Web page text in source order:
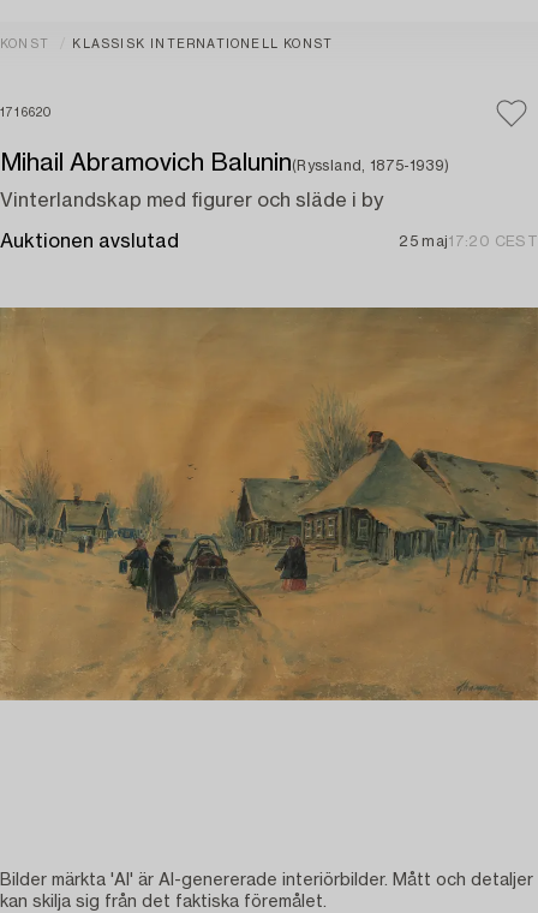
KONST KLASSISK INTERNATIONELL KONST
1716620
Mihail Abramovich Balunin(Ryssland, 1875-1939)
Vinterlandskap med figurer och släde i by
Auktionen avslutad 25 maj17:20 CEST
Bilder märkta 'AI' är AI-genererade interiörbilder. Mått och detaljer
kan skilja sig från det faktiska föremålet.